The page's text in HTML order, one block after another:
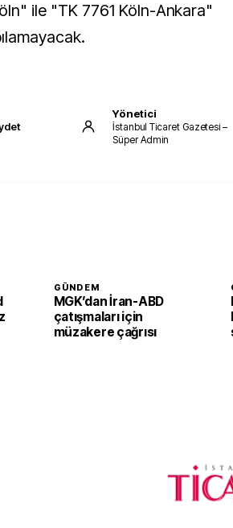
ile "TK 7761 Köln-Ankara"
Yönetici
İstanbul Ticaret Gazetesi –
Süper Admin
GÜNDEM
MGK’dan İran-ABD
çatışmaları için
müzakere çağrısı